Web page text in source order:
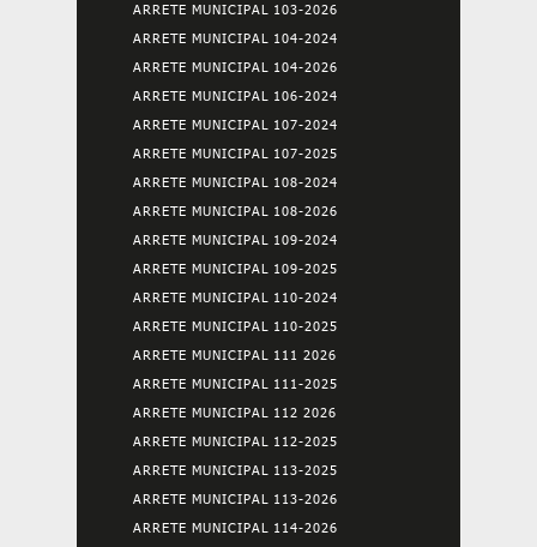
ARRETE MUNICIPAL 103-2026
ARRETE MUNICIPAL 104-2024
ARRETE MUNICIPAL 104-2026
ARRETE MUNICIPAL 106-2024
ARRETE MUNICIPAL 107-2024
ARRETE MUNICIPAL 107-2025
ARRETE MUNICIPAL 108-2024
ARRETE MUNICIPAL 108-2026
ARRETE MUNICIPAL 109-2024
ARRETE MUNICIPAL 109-2025
ARRETE MUNICIPAL 110-2024
ARRETE MUNICIPAL 110-2025
ARRETE MUNICIPAL 111 2026
ARRETE MUNICIPAL 111-2025
ARRETE MUNICIPAL 112 2026
ARRETE MUNICIPAL 112-2025
ARRETE MUNICIPAL 113-2025
ARRETE MUNICIPAL 113-2026
ARRETE MUNICIPAL 114-2026